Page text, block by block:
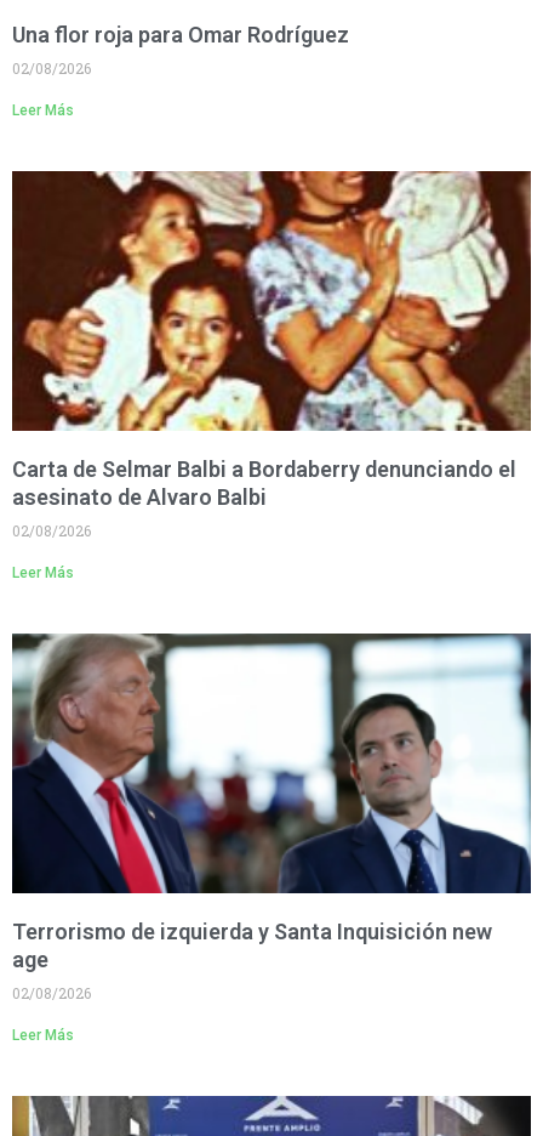
Una flor roja para Omar Rodríguez
02/08/2026
Leer Más
Carta de Selmar Balbi a Bordaberry denunciando el
asesinato de Alvaro Balbi
02/08/2026
Leer Más
Terrorismo de izquierda y Santa Inquisición new
age
02/08/2026
Leer Más